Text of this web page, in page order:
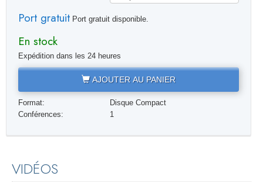
Port gratuitPort gratuit disponible.
En stock
Expédition dans les 24 heures
AJOUTER AU PANIER
Format:
Disque Compact
Conférences:
1
VIDÉOS